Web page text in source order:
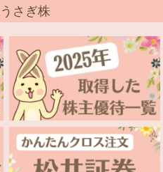
さぎ株